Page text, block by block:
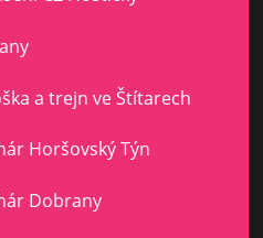
a trejn ve Štítarech
Horšovský Týn
Dobrany